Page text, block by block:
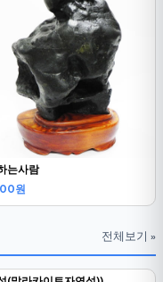
는사람
원
전체보기 »